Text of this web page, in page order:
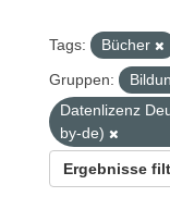
Tags: Bücher
Gruppen:
Datenlizenz
by-de)
Ergebnisse